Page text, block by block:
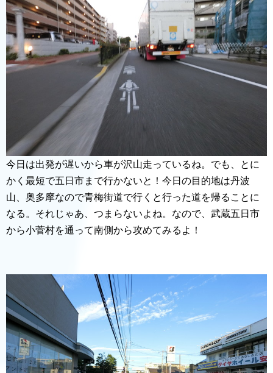
今日は出発が遅いから車が沢山走っているね。でも、とに
かく最短で五日市まで行かないと！今日の目的地は丹波
山、奥多摩なので青梅街道で行くと行った道を帰ることに
なる。それじゃあ、つまらないよね。なので、武蔵五日市
から小菅村を通って南側から攻めてみるよ！